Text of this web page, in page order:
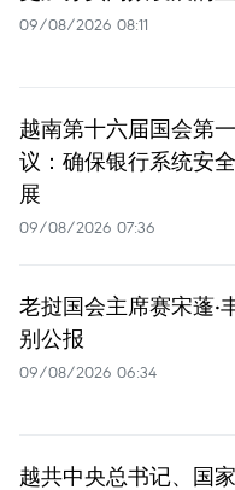
09/08/2026 08:11
越南第十六届国会第
议：确保银行系统安
展
09/08/2026 07:36
老挝国会主席赛宋蓬·
别公报
09/08/2026 06:34
越共中央总书记、国